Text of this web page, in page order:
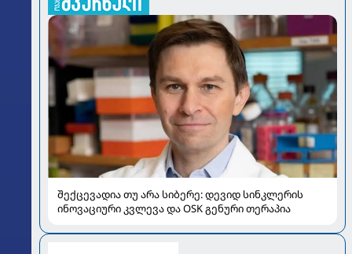
შექცევადია თუ არა სიბერე: დევიდ სინკლერის
ინოვაციური კვლევა და OSK გენური თერაპია